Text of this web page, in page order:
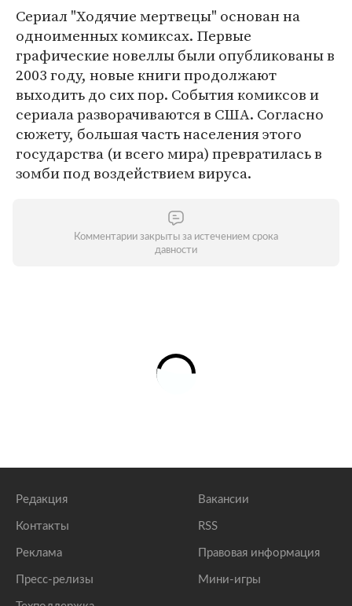
Сериал "Ходячие мертвецы" основан на
одноименных комиксах. Первые
графические новеллы были опубликованы в
2003 году, новые книги продолжают
выходить до сих пор. События комиксов и
сериала разворачиваются в США. Согласно
сюжету, большая часть населения этого
государства (и всего мира) превратилась в
зомби под воздействием вируса.
Комментарии закрыты за истечением срока
давности
Редакция
Контакты
Реклама
Пресс-релизы
Вакансии
RSS
Правовая информация
Мини-игры